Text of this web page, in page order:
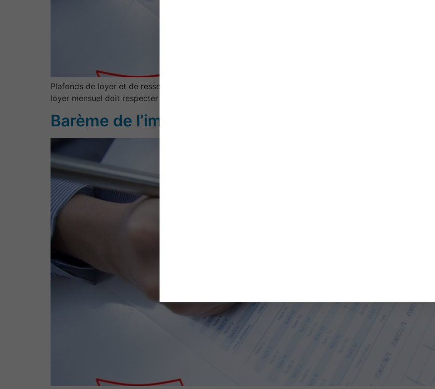
Plafonds de loyer et de ressources retenus pour l’application du dispositif de défiscalisation
loyer mensuel doit respecter un plafond au m² auquel il est appliqué un coefficient multiplicateur
Barème de l’impôt sur le revenu 2017 appliqué